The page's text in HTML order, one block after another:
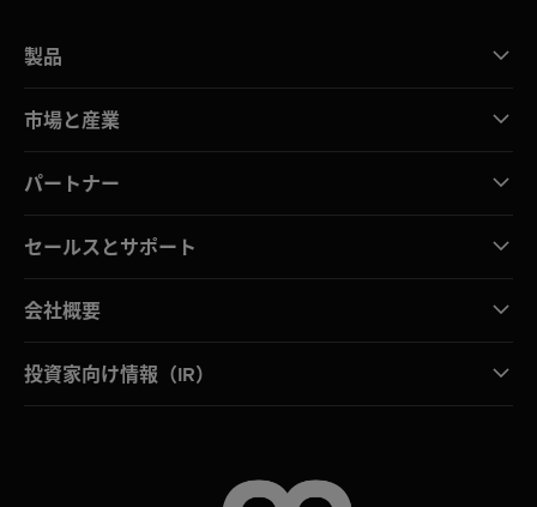
製品
市場と産業
パートナー
セールスとサポート
会社概要
投資家向け情報（IR）